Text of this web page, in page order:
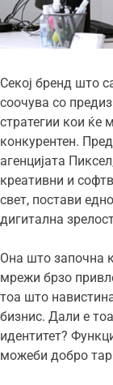
Секој бренд што
соочува со
стратегии кои ќе
конкурентен.
агенцијата
креативни и
свет, постави
дигитална
Она што започна
мрежи брзо
тоа што
бизнис. Дали е
идентитет?
можеби добро